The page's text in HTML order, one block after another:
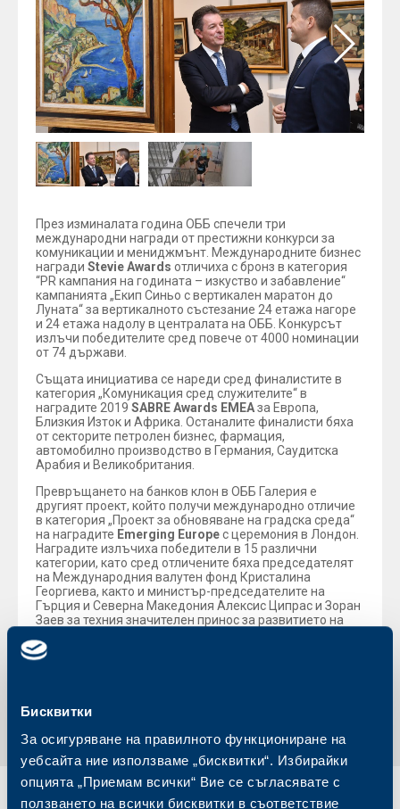
Бисквитки
За осигуряване на правилното функциониране на
уебсайта ние използваме „бисквитки“. Избирайки
опцията „Приемам всички“ Вие се съгласявате с
ползването на всички бисквитки в съответствие
През изминалата година ОББ спечели три
международни награди от престижни конкурси за
комуникации и мениджмънт. Международните бизнес
награди Stevie Awards отличиха с бронз в категория
“PR кампания на годината – изкуство и забавление“
кампанията „Екип Синьо с вертикален маратон до
Луната“ за вертикалното състезание 24 етажа нагоре
и 24 етажа надолу в централата на ОББ. Конкурсът
излъчи победителите сред повече от 4000 номинации
от 74 държави.
Същата инициатива се нареди сред финалистите в
категория „Комуникация сред служителите“ в
наградите 2019 SABRE Awards EMEAза Европа,
Близкия Изток и Африка. Останалите финалисти бяха
от секторите петролен бизнес, фармация,
автомобилно производство в Германия, Саудитска
Арабия и Великобритания.
Превръщането на банков клон в ОББ Галерия е
другият проект, който получи международно отличие
в категория „Проект за обновяване на градска среда“
на наградите Emerging Europeс церемония в Лондон.
Наградите излъчиха победители в 15 различни
категории, като сред отличените бяха председателят
на Международния валутен фонд Кристалина
Георгиева, както и министър-председателите на
Гърция и Северна Македония Алексис Ципрас и Зоран
Заев за техния значителен принос за развитието на